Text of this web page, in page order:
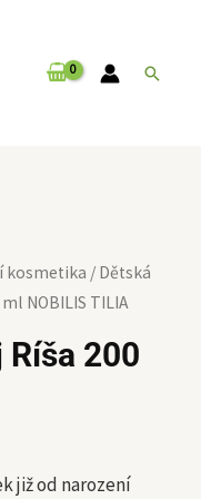
Hledat
kosmetika / Dětská
NOBILIS TILIA
200
již od narození